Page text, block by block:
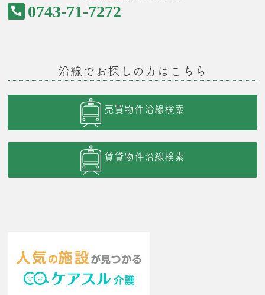
0743-71-7272
沿線でお探しの方はこちら
売買物件沿線検索
賃貸物件沿線検索